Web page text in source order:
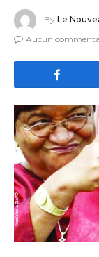
By Le
Aucun